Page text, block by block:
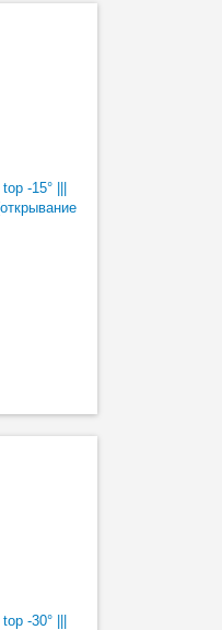
-15° |||
-30° |||